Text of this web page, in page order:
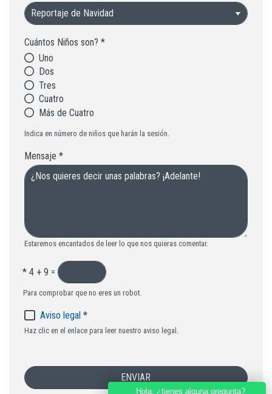
Cuántos Niños son? *
Uno
Dos
Tres
Cuatro
Más de Cuatro
Indica en número de niños que harán la sesión.
Mensaje *
Estaremos encantados de leer lo que nos quieras comentar.
* 4 + 9 =
Para comprobar que no eres un robot.
Aviso legal *
Haz clic en el enlace para leer nuestro aviso legal.
ENVIAR
Hola, ¿tienes alguna pregunta?